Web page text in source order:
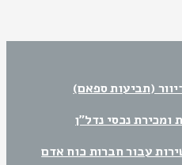
(תביעות ספאם)
ומכירת נכסי נדל"ן
עבור חברות כוח אדם